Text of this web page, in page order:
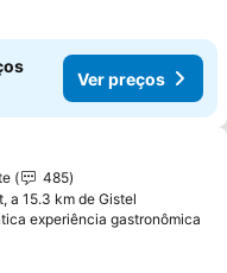
Ver preços
aos favoritos
485
a 15.3 km de Gistel
experiência gastronômica